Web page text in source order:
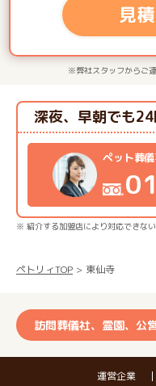
見
※弊社スタッフからご
ペット葬
深夜、早朝でも24
※ 紹介する加盟店により対応できない
ペトリィTOP 東仙寺
訪問葬儀社、霊園、公
運営企業